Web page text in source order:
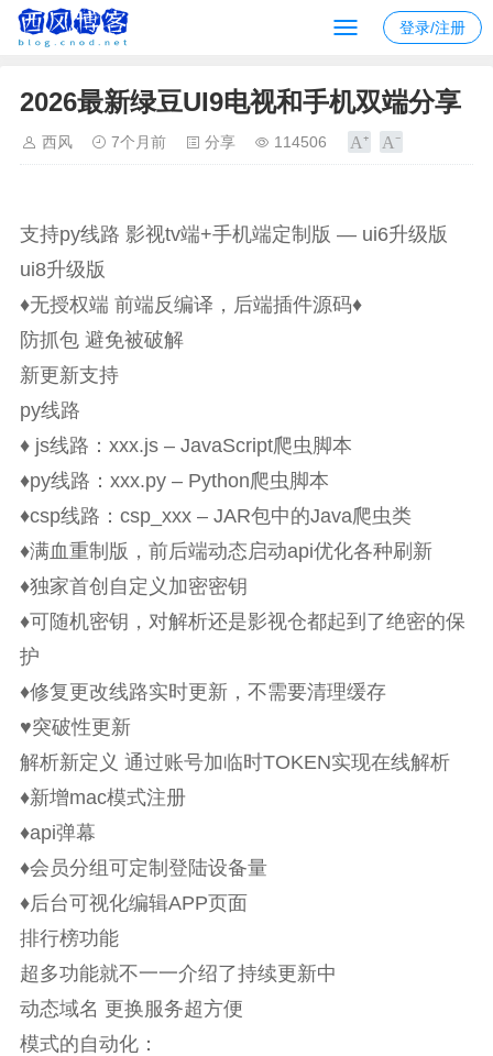
登录/注册
2026最新绿豆UI9电视和手机双端分享
西风 7个月前 分享 114506
支持py线路 影视tv端+手机端定制版 — ui6升级版
ui8升级版
♦无授权端 前端反编译，后端插件源码♦
防抓包 避免被破解
新更新支持
py线路
♦ js线路：xxx.js – JavaScript爬虫脚本
♦py线路：xxx.py – Python爬虫脚本
♦csp线路：csp_xxx – JAR包中的Java爬虫类
♦满血重制版，前后端动态启动api优化各种刷新
♦独家首创自定义加密密钥
♦可随机密钥，对解析还是影视仓都起到了绝密的保
护
♦修复更改线路实时更新，不需要清理缓存
♥突破性更新
解析新定义 通过账号加临时TOKEN实现在线解析
♦新增mac模式注册
♦api弹幕
♦会员分组可定制登陆设备量
♦后台可视化编辑APP页面
排行榜功能
超多功能就不一一介绍了持续更新中
动态域名 更换服务超方便
模式的自动化：